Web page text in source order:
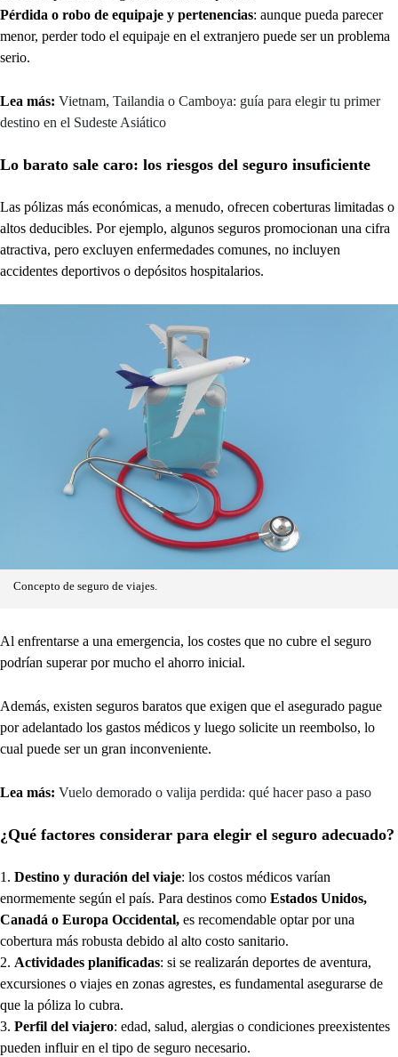
Pérdida o robo de equipaje y pertenencias: aunque pueda parecer
menor, perder todo el equipaje en el extranjero puede ser un problema
serio.
Lea más: Vietnam, Tailandia o Camboya: guía para elegir tu primer
destino en el Sudeste Asiático
Lo barato sale caro: los riesgos del seguro insuficiente
Las pólizas más económicas, a menudo, ofrecen coberturas limitadas o
altos deducibles. Por ejemplo, algunos seguros promocionan una cifra
atractiva, pero excluyen enfermedades comunes, no incluyen
accidentes deportivos o depósitos hospitalarios.
Concepto de seguro de viajes.
Al enfrentarse a una emergencia, los costes que no cubre el seguro
podrían superar por mucho el ahorro inicial.
Además, existen seguros baratos que exigen que el asegurado pague
por adelantado los gastos médicos y luego solicite un reembolso, lo
cual puede ser un gran inconveniente.
Lea más: Vuelo demorado o valija perdida: qué hacer paso a paso
¿Qué factores considerar para elegir el seguro adecuado?
Destino y duración del viaje: los costos médicos varían
enormemente según el país. Para destinos como Estados Unidos,
Canadá o Europa Occidental, es recomendable optar por una
cobertura más robusta debido al alto costo sanitario.
Actividades planificadas: si se realizarán deportes de aventura,
excursiones o viajes en zonas agrestes, es fundamental asegurarse de
que la póliza lo cubra.
Perfil del viajero: edad, salud, alergias o condiciones preexistentes
pueden influir en el tipo de seguro necesario.